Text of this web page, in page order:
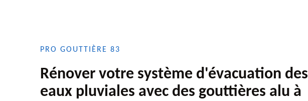
PRO GOUTTIÈRE 83
Rénover votre système d'évacuation des
eaux pluviales avec des gouttières alu à